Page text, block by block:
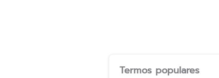
Termos populares